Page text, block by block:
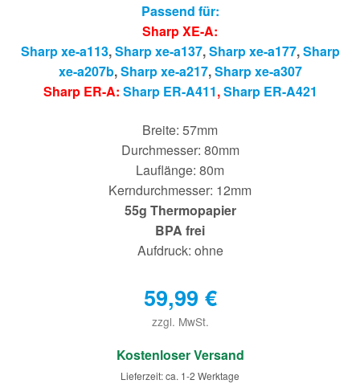
Passend für:
Sharp XE-A:
Sharp xe-a113,Sharp xe-a137,Sharp xe-a177,Sharp
xe-a207b,Sharp xe-a217,Sharp xe-a307
Sharp ER-A: Sharp ER-A411,Sharp ER-A421
Breite: 57mm
Durchmesser: 80mm
Lauflänge: 80m
Kerndurchmesser: 12mm
55g Thermopapier
BPA frei
Aufdruck: ohne
59,99 €
zzgl. MwSt.
€
Kostenloser Versand
Lieferzeit: ca. 1-2 Werktage